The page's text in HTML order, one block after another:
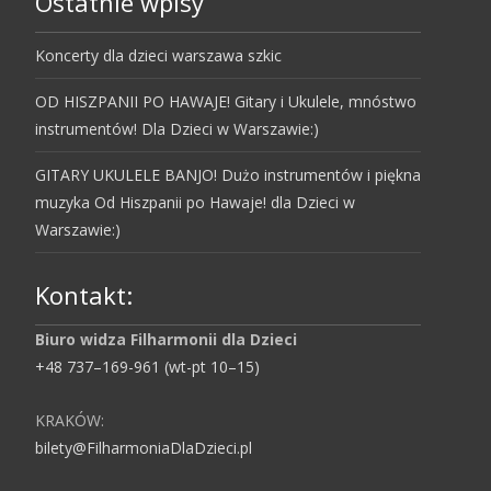
Koncerty dla dzieci warszawa szkic
OD HISZPANII PO HAWAJE! Gitary i Ukulele, mnóstwo
instrumentów! Dla Dzieci w Warszawie:)
GITARY UKULELE BANJO! Dużo instrumentów i piękna
muzyka Od Hiszpanii po Hawaje! dla Dzieci w
Warszawie:)
Kontakt:
Biuro widza Filharmonii dla Dzieci
+48 737–169-961 (wt-pt 10–15)
KRAKÓW:
bilety@FilharmoniaDlaDzieci.pl